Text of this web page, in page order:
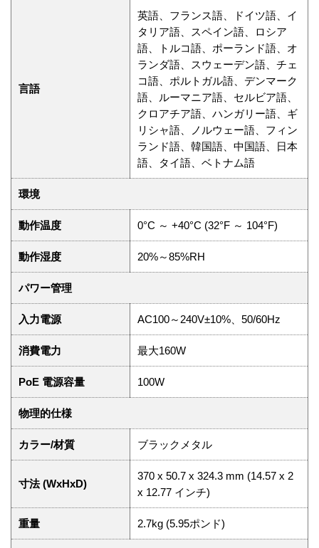
言語
英語、フランス語、ドイツ語、イ
タリア語、スペイン語、ロシア
語、トルコ語、ポーランド語、オ
ランダ語、スウェーデン語、チェ
コ語、ポルトガル語、デンマーク
語、ルーマニア語、セルビア語、
クロアチア語、ハンガリー語、ギ
リシャ語、ノルウェー語、フィン
ランド語、韓国語、中国語、日本
語、タイ語、ベトナム語
環境
動作温度 0°C ～ +40°C (32°F ～ 104°F)
動作湿度 20%～85%RH
パワー管理
入力電源 AC100～240V±10%、50/60Hz
消費電力 最大160W
PoE 電源容量 100W
物理的仕様
カラー/材質 ブラックメタル
寸法 (WxHxD)
370 x 50.7 x 324.3 mm (14.57 x 2
x 12.77 インチ)
重量 2.7kg (5.95ポンド)